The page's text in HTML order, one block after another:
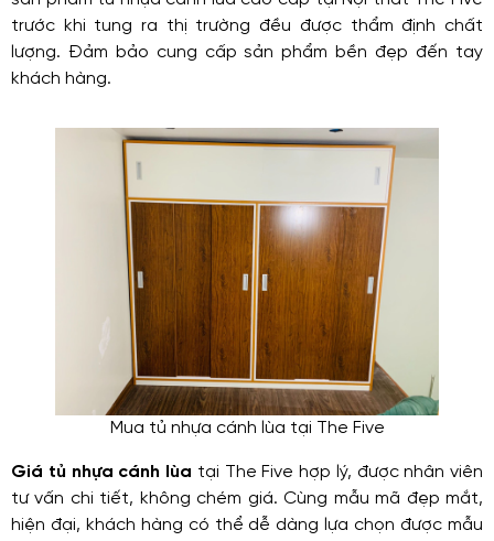
trước khi tung ra thị trường đều được thẩm định chất
lượng. Đảm bảo cung cấp sản phẩm bền đẹp đến tay
khách hàng.
Mua tủ nhựa cánh lùa tại The Five
Giá tủ nhựa cánh lùa tại The Five hợp lý, được nhân viên
tư vấn chi tiết, không chém giá. Cùng mẫu mã đẹp mắt,
hiện đại, khách hàng có thể dễ dàng lựa chọn được mẫu